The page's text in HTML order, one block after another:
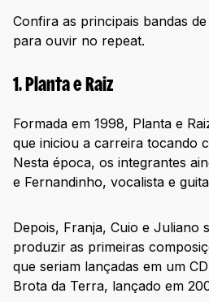
Confira as principais bandas
para ouvir no repeat.
1. Planta e Raiz
Formada em 1998, Planta e
que iniciou a carreira tocando
Nesta época, os integrantes
e Fernandinho, vocalista e
Depois, Franja, Cuio e Juliano
produzir as primeiras
que seriam lançadas em um
Brota da Terra, lançado em